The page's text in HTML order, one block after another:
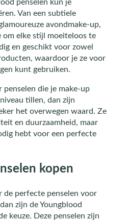
penselen kun je
Van een subtiele
avondmake-up,
om elke stijl moeiteloos te
en geschikt voor zowel
waardoor je ze voor
kunt gebruiken.
penselen die je make-up
tillen, dan zijn
het overwegen waard. Ze
en duurzaamheid, maar
hebt voor een perfecte
kopen
de perfecte penselen voor
zijn de Youngblood
keuze. Deze penselen zijn